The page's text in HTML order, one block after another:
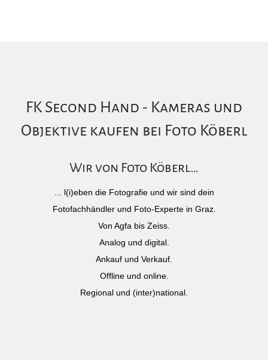
FK Second Hand - Kameras und
Objektive kaufen bei Foto Köberl
Wir von Foto Köberl…
... l(i)eben die Fotografie und wir sind dein
Fotofachhändler und Foto-Experte in Graz.
Von Agfa bis Zeiss.
Analog und digital.
Ankauf und Verkauf.
Offline und online.
Regional und (inter)national.